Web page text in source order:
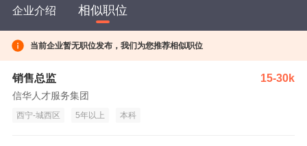
企业介绍 相似职位
当前企业暂无职位发布，我们为您推荐相似职位
销售总监 15-30k
信华人才服务集团
西宁-城西区 5年以上 本科